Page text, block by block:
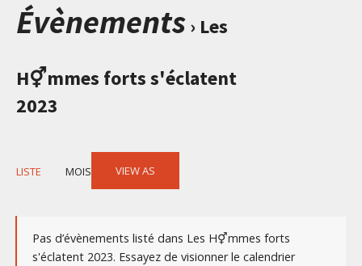
Évènements› Les
H⚥mmes forts s'éclatent
2023
Event
Navigation
VIEW AS
LISTE MOIS
Pas d’évènements listé dans Les H⚥mmes forts
s'éclatent 2023. Essayez de visionner le calendrier